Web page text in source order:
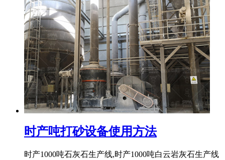
时产吨打砂设备使用方法
时产1000吨石灰石生产线,时产1000吨白云岩灰石生产线